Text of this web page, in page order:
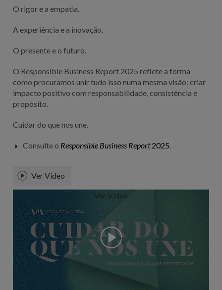
O rigor e a empatia.
A experiência e a inovação.
O presente e o futuro.
O Responsible Business Report 2025 reflete a forma
como procuramos unir tudo isso numa mesma visão: criar
impacto positivo com responsabilidade, consistência e
propósito.
Cuidar do que nos une.
Consulte o Responsible Business Report2025
Ver Vídeo
Ver Vídeo